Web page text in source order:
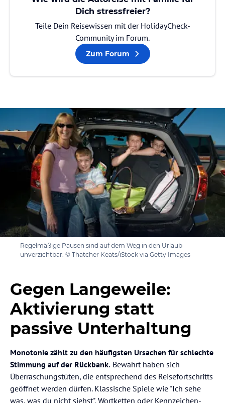
Dich stressfreier?
Teile Dein Reisewissen mit der HolidayCheck-
Community im Forum.
Zum Forum
Regelmäßige Pausen sind auf dem Weg in den Urlaub
unverzichtbar. © Thatcher Keats/iStock via Getty Images
Gegen Langeweile:
Aktivierung statt
passive Unterhaltung
Monotonie zählt zu den häufigsten Ursachen für schlechte
Stimmung auf der Rückbank. Bewährt haben sich
Überraschungstüten, die entsprechend des Reisefortschritts
geöffnet werden dürfen. Klassische Spiele wie "Ich sehe
was, was du nicht siehst", Wortketten oder Kennzeichen-